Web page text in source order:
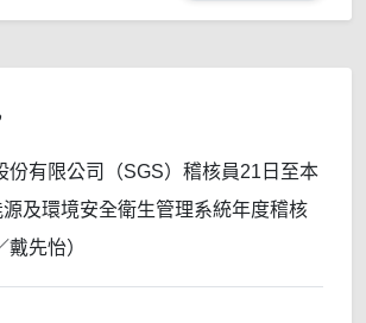
份有限公司（SGS）稽核員21日至本
及環境安全衛生管理系統年度稽核
先怡）